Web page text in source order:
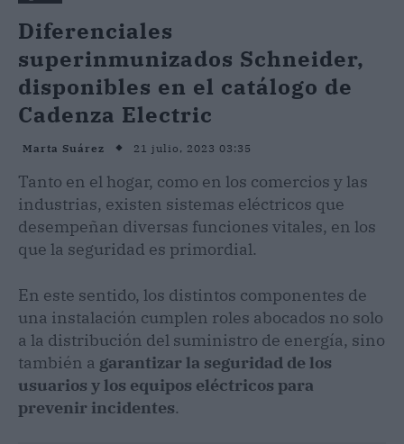
Diferenciales
superinmunizados Schneider,
disponibles en el catálogo de
Cadenza Electric
Marta Suárez 21 julio, 2023 03:35
Tanto en el hogar, como en los comercios y las
industrias, existen sistemas eléctricos que
desempeñan diversas funciones vitales, en los
que la seguridad es primordial.
En este sentido, los distintos componentes de
una instalación cumplen roles abocados no solo
a la distribución del suministro de energía, sino
también a garantizar la seguridad de los
usuarios y los equipos eléctricos para
prevenir incidentes.